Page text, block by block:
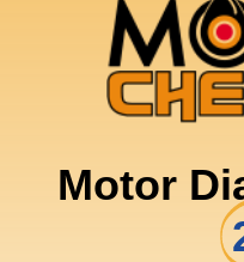
Motor